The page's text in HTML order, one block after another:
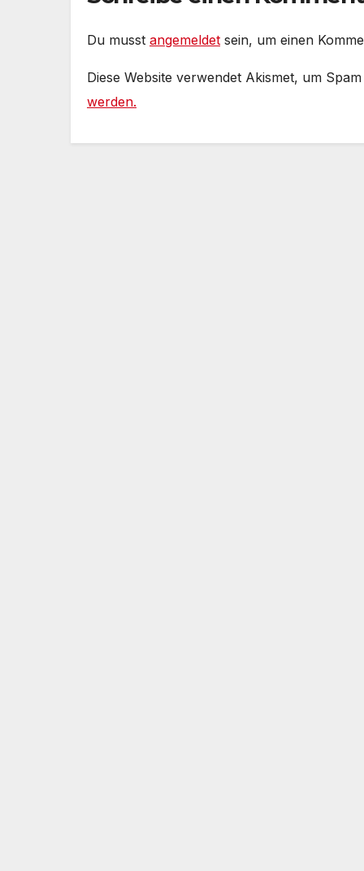
Du musst angemeldet sein, um einen
Diese Website verwendet Akismet, um
werden.